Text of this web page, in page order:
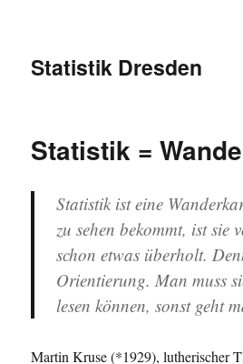
Statistik Dresden
Statistik =
Statistik ist eine
zu sehen bekommt, ist sie
schon etwas überholt.
Orientierung. Man muss
lesen können, sonst geht
Martin Kruse (*1929), lutherischer